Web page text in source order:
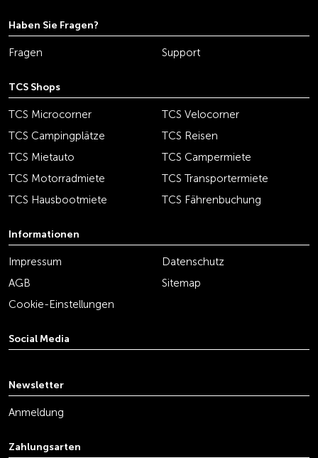
Haben Sie Fragen?
Fragen Support
TCS Shops
TCS Microcorner
TCS Velocorner
TCS Campingplätze
TCS Reisen
TCS Mietauto
TCS Campermiete
TCS Motorradmiete
TCS Transportermiete
TCS Hausbootmiete
TCS Fährenbuchung
Informationen
Impressum
Datenschutz
AGB
Sitemap
Cookie-Einstellungen
Social Media
Newsletter
Anmeldung
Zahlungsarten